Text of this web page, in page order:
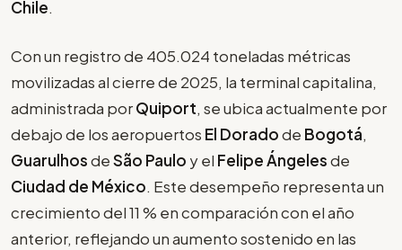
Chile.
Con un registro de 405.024 toneladas métricas
movilizadas al cierre de 2025, la terminal capitalina,
administrada porQuiport, se ubica actualmente por
debajo de los aeropuertos El Doradode Bogotá,
GuarulhosdeSão Paulo y el Felipe Ángelesde
Ciudad de México. Este desempeño representa un
crecimiento del 11 % en comparación con el año
anterior, reflejando un aumento sostenido en las